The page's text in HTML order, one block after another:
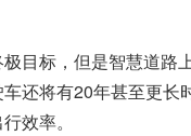
目标，但是智慧道
还将有20年甚至更
效率。